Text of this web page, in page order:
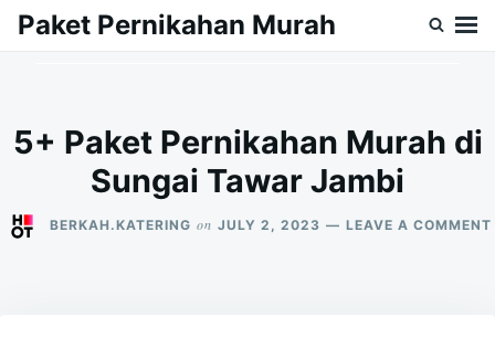
SkipSearch
Paket Pernikahan Murah
5+ Paket Pernikahan Murah di
Sungai Tawar Jambi
BERKAH.KATERING on JULY 2, 2023 LEAVE A COMMENT